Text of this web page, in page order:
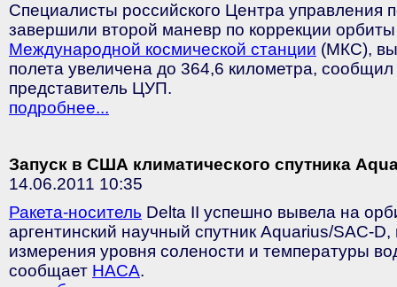
Специалисты российского Центра управления
завершили второй маневр по коррекции
Международной космической станции (МКС),
полета увеличена до 364,6 километра,
представитель ЦУП.
подробнее...
Запуск в США климатического спутника
14.06.2011 10:35
Ракета-носитель Delta II успешно вывела на
аргентинский научный спутник Aquarius/SAC-
измерения уровня солености и температуры
сообщает НАСА.